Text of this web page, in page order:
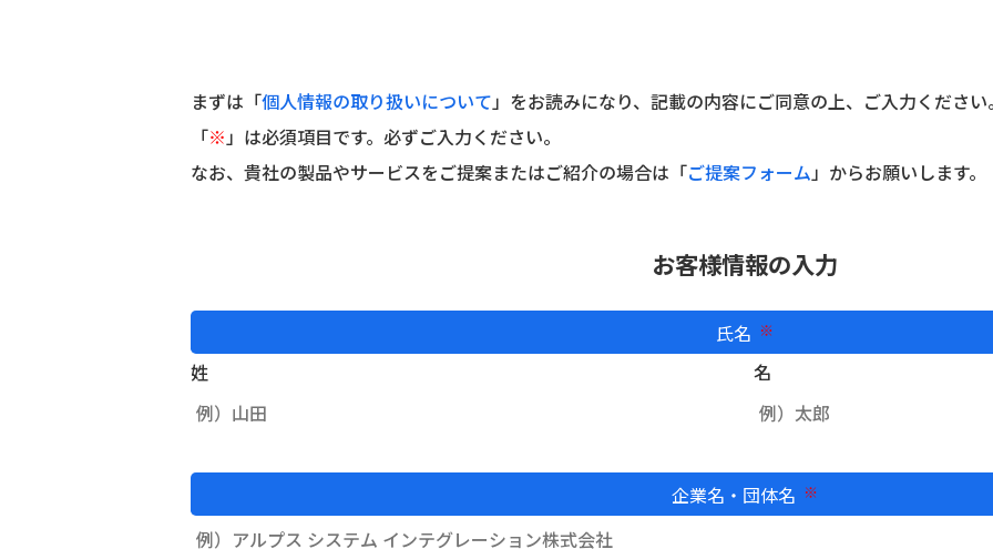
まずは「個人情報の取り扱いについて」をお読みになり、記載の内容にご同意の上、ご入力ください
「※」は必須項目です。必ずご入力ください。
なお、貴社の製品やサービスをご提案またはご紹介の場合は「ご提案フォーム」からお願いします。
お客様情報の入力
氏名
姓 名
企業名・団体名